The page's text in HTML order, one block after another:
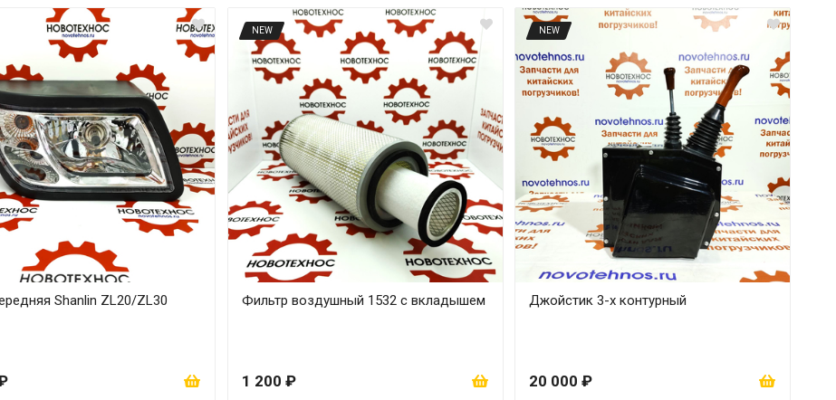
Shanlin ZL20/ZL30
NEW
Фильтр воздушный 1532 с вкладышем
1 200 ₽
NEW
Джойстик 3-х контурный
20 000 ₽